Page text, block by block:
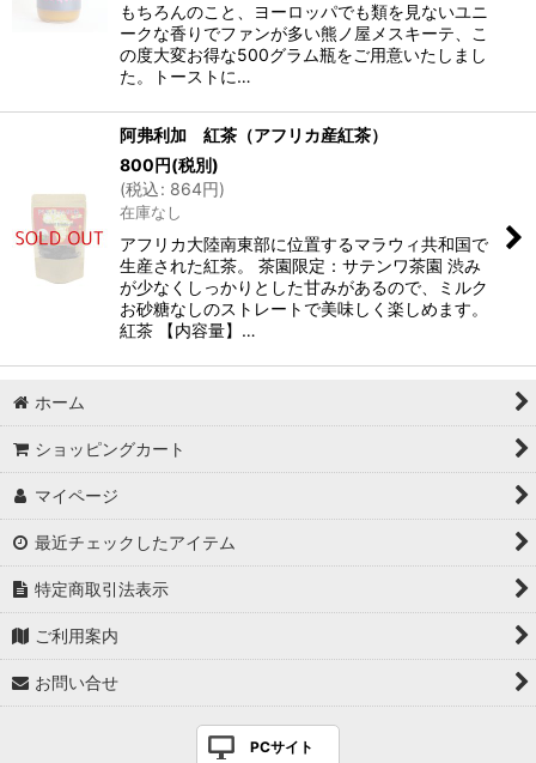
もちろんのこと、ヨーロッパでも類を見ないユニ
ークな香りでファンが多い熊ノ屋メスキーテ、こ
の度大変お得な500グラム瓶をご用意いたしまし
た。トーストに…
阿弗利加 紅茶（アフリカ産紅茶）
800円(税別)
(税込: 864円)
在庫なし
アフリカ大陸南東部に位置するマラウィ共和国で
生産された紅茶。 茶園限定：サテンワ茶園 渋み
が少なくしっかりとした甘みがあるので、ミルク
お砂糖なしのストレートで美味しく楽しめます。
紅茶 【内容量】…
ホーム
ショッピングカート
マイページ
最近チェックしたアイテム
特定商取引法表示
ご利用案内
お問い合せ
PCサイト